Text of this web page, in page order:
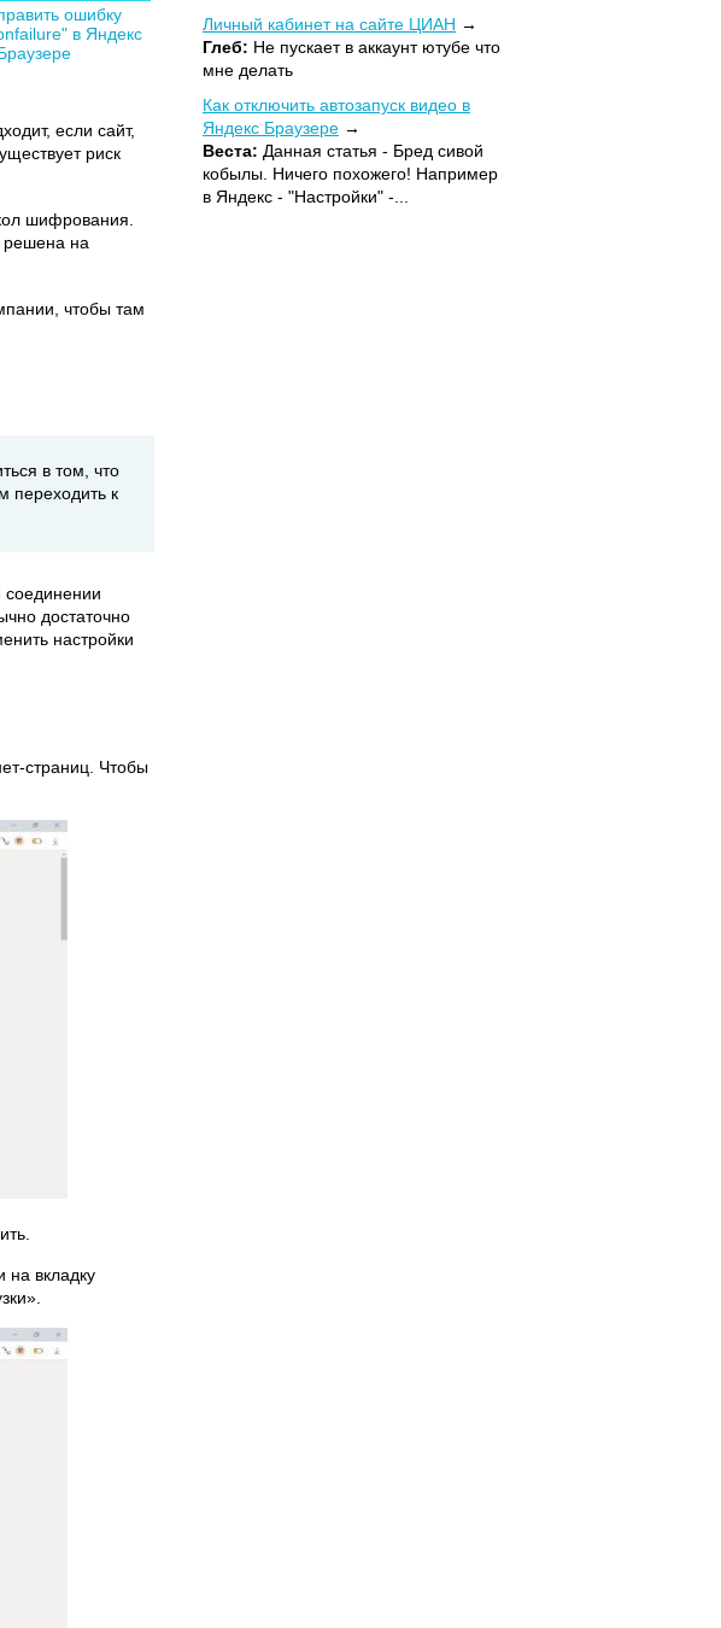
ошибку
в Яндекс
если сайт,
риск
шифрования.
решена на
чтобы там
в том, что
переходить к
достаточно
настройки
страниц. Чтобы
на вкладку
Личный кабинет на сайте ЦИАН
Глеб: Не пускает в аккаунт ютубе что
мне делать
Как отключить автозапуск видео в
Яндекс Браузере
Веста: Данная статья - Бред сивой
кобылы. Ничего похожего! Например
в Яндекс - "Настройки" -...